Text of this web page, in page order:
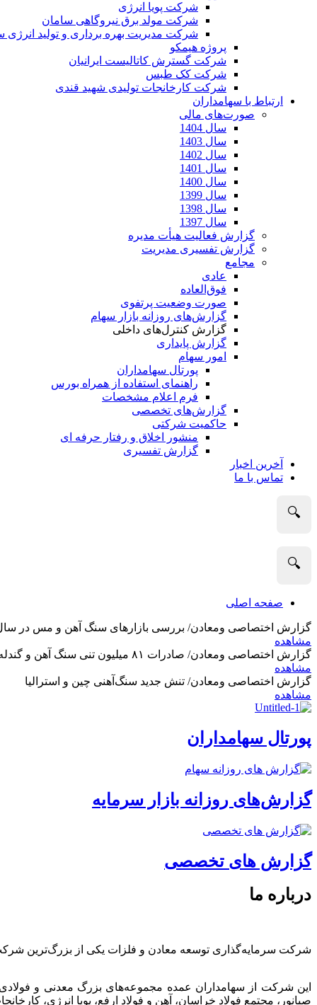
شرکت پویا انرژی
شرکت مولد برق نیروگاهی سامان
شرکت مدیریت بهره برداری و تولید انرژی
پروژه هیمکو
شرکت گسترش کاتالیست ایرانیان
شرکت کک طبس
شرکت کارخانجات تولیدی شهید قندی
ارتباط با سهامداران
صورت‌های مالی
سال 1404
سال 1403
سال 1402
سال 1401
سال 1400
سال 1399
سال 1398
سال 1397
گزارش فعالیت هیأت مدیره
گزارش تفسیری مدیریت
مجامع
عادی
فوق‌العاده
صورت وضعیت پرتفوی
گزارش‌های روزانه بازار سهام
گزارش کنترل‌های داخلی
گزارش پایداری
امور سهام
پورتال سهامداران
راهنمای استفاده از همراه بورس
فرم اعلام مشخصات
گزارش‌های تخصصی
حاکمیت شرکتی
منشور اخلاق و رفتار حرفه­ ای
گزارش تفسیری
آخرین اخبار
تماس با ما
🔍
🔍
صفحه اصلی
گزارش اختصاصی ومعادن/ بررسی بازارهای سنگ آهن و مس در سال 2025 و نگاه تحلیلگران به
مشاهده
گزارش اختصاصی ومعادن/ صادرات ۸۱ میلیون تنی سنگ آهن و گندله استرالیا در ماه گذشته
مشاهده
گزارش اختصاصی ومعادن/ تنش جدید سنگ‌آهنی چین و استرالیا
مشاهده
پورتال سهامداران
گزارش‌های روزانه بازار سرمایه
گزارش های تخصصی
درباره ما
شرکت سرمایه‌گذاری توسعه معادن و فلزات یکی از بزرگ‌ترین
این شرکت از سهامداران عمده مجموعه‌های بزرگ معدنی و
صبانور، مجتمع فولاد خراسان، آهن و فولاد ارفع، پویا انرژی،